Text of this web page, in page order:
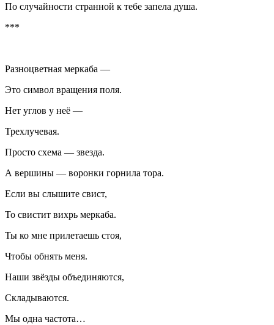
По случайности странной к тебе запела душа.
***
Разноцветная меркаба —
Это символ вращения поля.
Нет углов у неё —
Трехлучевая.
Просто схема — звезда.
А вершины — воронки горнила тора.
Если вы слышите свист,
То свистит вихрь меркаба.
Ты ко мне прилетаешь стоя,
Чтобы обнять меня.
Наши звёзды объединяются,
Складываются.
Мы одна частота…